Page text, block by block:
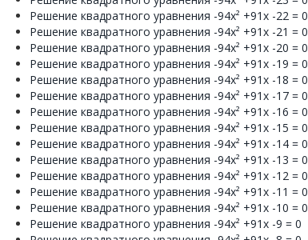
Решение квадратного уравнения -94x² +91x -22 = 0
Решение квадратного уравнения -94x² +91x -21 = 0
Решение квадратного уравнения -94x² +91x -20 = 0
Решение квадратного уравнения -94x² +91x -19 = 0
Решение квадратного уравнения -94x² +91x -18 = 0
Решение квадратного уравнения -94x² +91x -17 = 0
Решение квадратного уравнения -94x² +91x -16 = 0
Решение квадратного уравнения -94x² +91x -15 = 0
Решение квадратного уравнения -94x² +91x -14 = 0
Решение квадратного уравнения -94x² +91x -13 = 0
Решение квадратного уравнения -94x² +91x -12 = 0
Решение квадратного уравнения -94x² +91x -11 = 0
Решение квадратного уравнения -94x² +91x -10 = 0
Решение квадратного уравнения -94x² +91x -9 = 0